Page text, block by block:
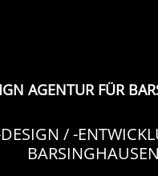
AGENTUR FÜR
/ -
BARSINGHAUSEN